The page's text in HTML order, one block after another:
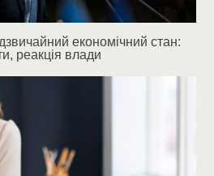
економічний стан:
реакція влади